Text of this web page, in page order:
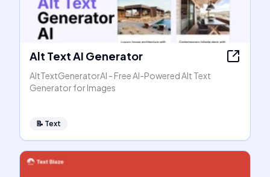
Alt Text AI Generator
AltTextGeneratorAI - Free AI-Powered Alt Text
Generator for Images
📝 Text